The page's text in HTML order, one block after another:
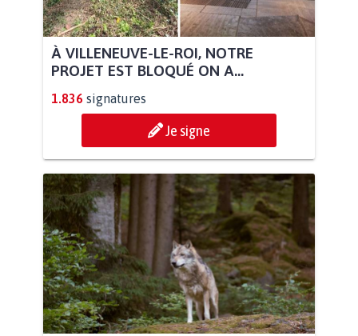
À VILLENEUVE-LE-ROI, NOTRE
PROJET EST BLOQUÉ ON A...
1.836 signatures
Je signe